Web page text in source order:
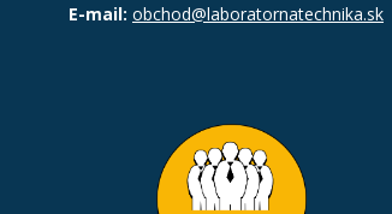
E-mail: obchod@laboratornatechnika.sk